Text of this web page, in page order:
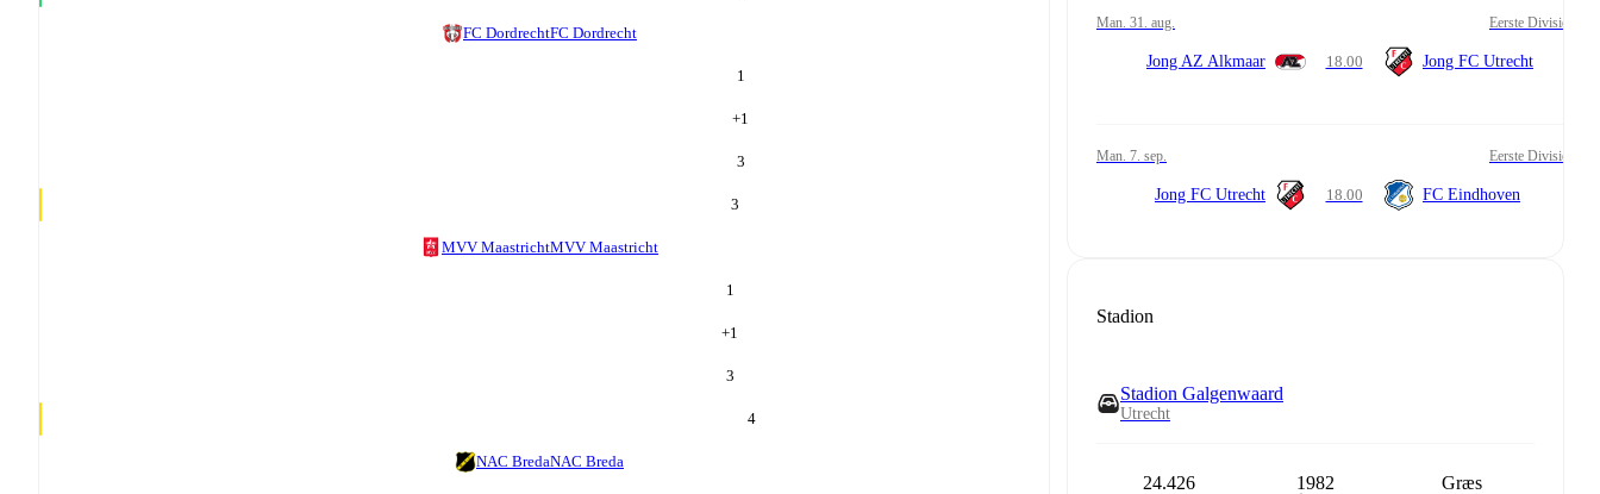
FC DordrechtFC Dordrecht
1
+1
3
3
MVV MaastrichtMVV Maastricht
1
+1
3
4
NAC BredaNAC Breda
man. 31. aug. Eerste Divisie
Jong AZ Alkmaar 18.00 Jong FC Utrecht
man. 7. sep. Eerste Divisie
Jong FC Utrecht 18.00 FC Eindhoven
Stadion
Stadion Galgenwaard
Utrecht
24.426 1982 Græs